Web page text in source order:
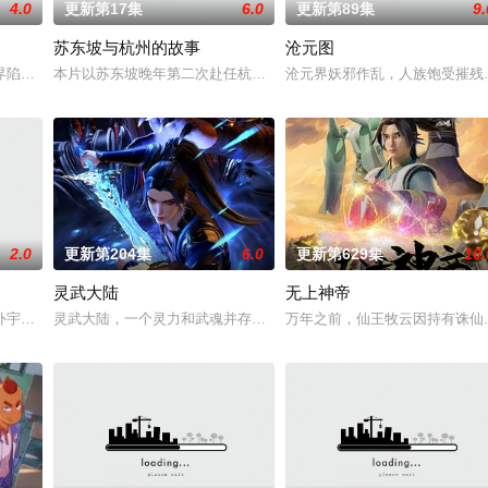
繁星坠落的荒漠， 穿过现实的迷宫，欢迎光临“谷雨街后巷”。 在这有着
4.0
陷入混乱。混沌从深渊崛起，黑暗如潮水般吞噬大地……缔默完成了命运的
更新第17集 6.0
苏东坡与杭州的故事
本片以苏东坡晚年第二次赴任杭州，与老友佛印（一心想将苏东坡
更新第89集
沧元图
沧元界妖邪作乱，人族饱受摧
锋吾为主率!
2.0
宙，两个宇宙彼此为敌，域外宇宙由天魔统治，域内宇宙分为神界，仙界
更新第204集 6.0
灵武大陆
灵武大陆，一个灵力和武魂并存的世界，灵修一念动山河，武者徒
更新第629集
无上神帝
万年之前，仙王牧云因持有诛